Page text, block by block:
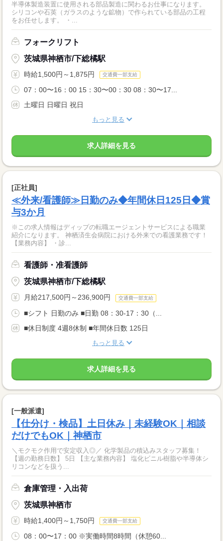
半導体製造装置に使用される部品製造に関わるお仕事になります。
シリコンや石英（ガラスのような鉱物）で作られている部品の工程
をお任せします。 ・...
フォークリフト
茨城県神栖市/下総橘駅
時給1,500円～1,875円 交通費一部支給
07：00〜16：00 15：30〜00：30 08：30〜17...
土曜日 日曜日 祝日
もっと見る
求人詳細を見る
[正社員]
≪外来/看護師≫日勤のみ◆年間休日125日◆賞
与3か月
※この求人情報はディップの転職エージェントサービスによる職業
紹介になります。 神栖済生会病院における外来での看護業務です！
【業務内容】 ・診...
看護師・准看護師
茨城県神栖市/下総橘駅
月給217,500円～236,900円 交通費一部支給
■シフト 日勤のみ ■日勤 08：30-17：30（...
■休日制度 4週8休制 ■年間休日数 125日
もっと見る
求人詳細を見る
[一般派遣]
【仕分け・検品】土日休み｜未経験OK｜相談
だけでもOK｜神栖市
＼モクモク作用で安定収入◎／ 化学製品の積込みスタッフ募集！
【週の勤務日数】 5日 【主な業務内容】 塩化ビニル樹脂や半導体シ
リコンなどを扱う...
倉庫管理・入出荷
茨城県神栖市
時給1,400円～1,750円 交通費一部支給
08：00〜17：00 ※実働時間8時間（休憩60...